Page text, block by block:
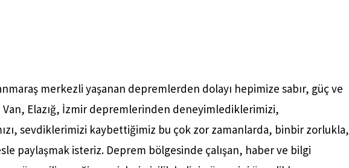
merkezli yaşanan depremlerden dolayı hepimize sabır, güç ve
Van, Elazığ, İzmir depremlerinden deneyimlediklerimizi,
sevdiklerimizi kaybettiğimiz bu çok zor zamanlarda, binbir zorlukla,
paylaşmak isteriz. Deprem bölgesinde çalışan, haber ve bilgi